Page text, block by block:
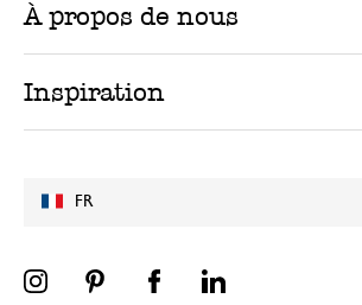
FR
À propos de nous
Inspiration